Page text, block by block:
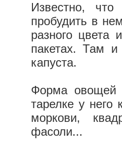
Известно,
пробудить в
разного
пакетах. Там
капуста.
Форма овощей
тарелке у него
моркови,
фасоли...